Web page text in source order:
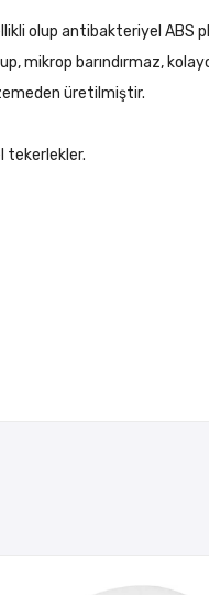
olup antibakteriyel
mikrop barındırmaz,
üretilmiştir.
tekerlekler.